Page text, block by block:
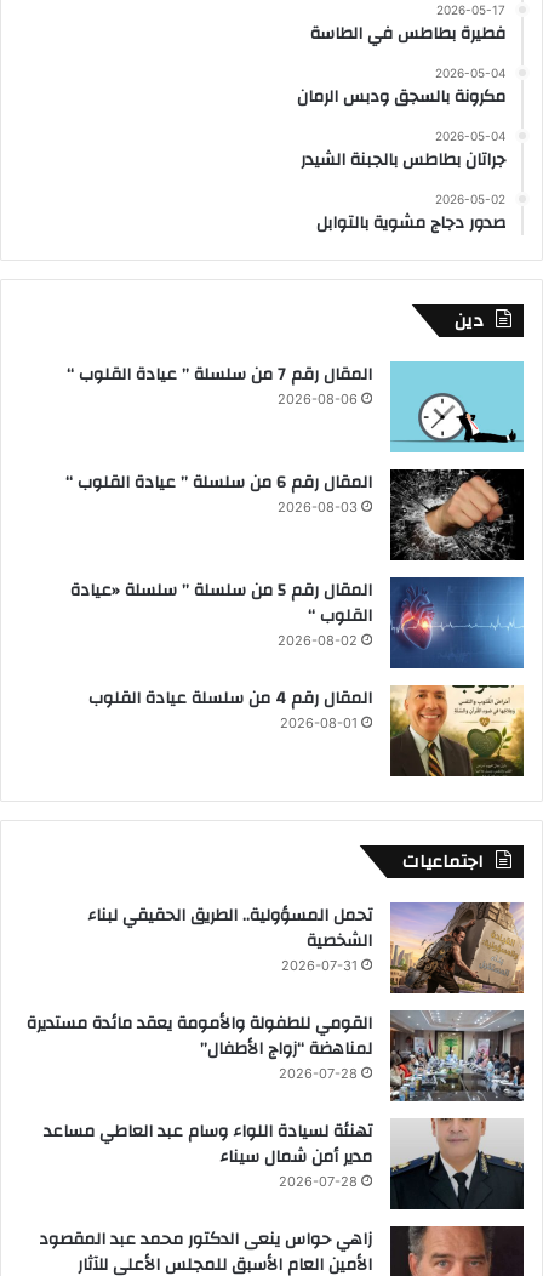
2026-05-17
فطيرة بطاطس في الطاسة
2026-05-04
مكرونة بالسجق ودبس الرمان
2026-05-04
جراتان بطاطس بالجبنة الشيدر
2026-05-02
صدور دجاج مشوية بالتوابل
دين
المقال رقم 7 من سلسلة ” عيادة القلوب “
2026-08-06
المقال رقم 6 من سلسلة ” عيادة القلوب “
2026-08-03
المقال رقم 5 من سلسلة ” سلسلة «عيادة
القلوب “
2026-08-02
المقال رقم 4 من سلسلة عيادة القلوب
2026-08-01
اجتماعيات
تحمل المسؤولية.. الطريق الحقيقي لبناء
الشخصية
2026-07-31
القومي للطفولة والأمومة يعقد مائدة مستديرة
لمناهضة “زواج الأطفال”
2026-07-28
تهنئة لسيادة اللواء وسام عبد العاطي مساعد
مدير أمن شمال سيناء
2026-07-28
زاهي حواس ينعى الدكتور محمد عبد المقصود
الأمين العام الأسبق للمجلس الأعلى للآثار